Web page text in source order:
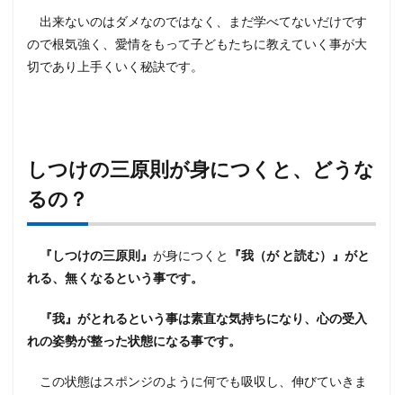
出来ないのはダメなのではなく、まだ学べてないだけです
ので根気強く、愛情をもって子どもたちに教えていく事が大
切であり上手くいく秘訣です。
しつけの三原則が身につくと、どうな
るの？
『しつけの三原則』 が身につくと
『我（が と読む）』がと
れる、無くなるという事です。
『我』がとれるという事は素直な気持ちになり、心の受入
れの姿勢が整った状態になる事です。
この状態はスポンジのように何でも吸収し、伸びていきま